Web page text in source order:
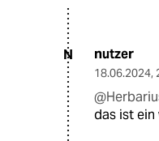
N nutzer
18.06.2024,
das ist ein